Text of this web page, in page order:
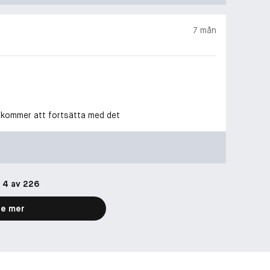
7 mån
kommer att fortsätta med det
4 av 226
mer